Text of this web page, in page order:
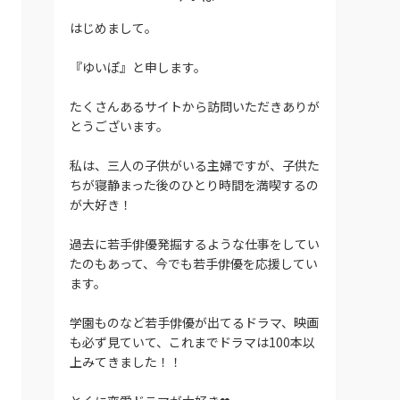
はじめまして。
『ゆいぽ』と申します。
たくさんあるサイトから訪問いただきありが
とうございます。
私は、三人の子供がいる主婦ですが、子供た
ちが寝静まった後のひとり時間を満喫するの
が大好き！
過去に若手俳優発掘するような仕事をしてい
たのもあって、今でも若手俳優を応援してい
ます。
学園ものなど若手俳優が出てるドラマ、映画
も必ず見ていて、これまでドラマは100本以
上みてきました！！